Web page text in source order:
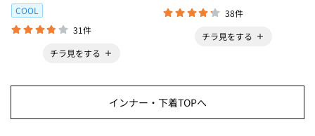
COOL
31件
チラ見をする
38件
チラ見をする
インナー・下着TOPへ